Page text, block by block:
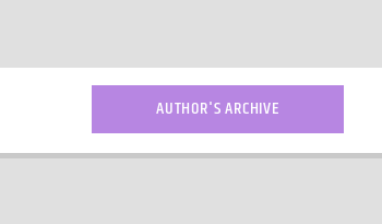
AUTHOR'S ARCHIVE